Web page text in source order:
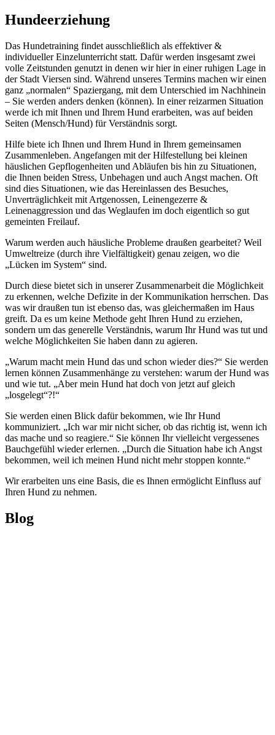
Hundeerziehung
Das Hundetraining findet ausschließlich als effektiver &
individueller Einzelunterricht statt. Dafür werden insgesamt zwei
volle Zeitstunden genutzt in denen wir hier in einer ruhigen Lage in
der Stadt Viersen sind. Während unseres Termins machen wir einen
ganz „normalen“ Spaziergang, mit dem Unterschied im Nachhinein
– Sie werden anders denken (können). In einer reizarmen Situation
werde ich mit Ihnen und Ihrem Hund erarbeiten, was auf beiden
Seiten (Mensch/Hund) für Verständnis sorgt.
Hilfe biete ich Ihnen und Ihrem Hund in Ihrem gemeinsamen
Zusammenleben. Angefangen mit der Hilfestellung bei kleinen
häuslichen Gepflogenheiten und Abläufen bis hin zu Situationen,
die Ihnen beiden Stress, Unbehagen und auch Angst machen. Oft
sind dies Situationen, wie das Hereinlassen des Besuches,
Unverträglichkeit mit Artgenossen, Leinengezerre &
Leinenaggression und das Weglaufen im doch eigentlich so gut
gemeinten Freilauf.
Warum werden auch häusliche Probleme draußen gearbeitet? Weil
Umweltreize (durch ihre Vielfältigkeit) genau zeigen, wo die
„Lücken im System“ sind.
Durch diese bietet sich in unserer Zusammenarbeit die Möglichkeit
zu erkennen, welche Defizite in der Kommunikation herrschen. Das
was wir draußen tun ist ebenso das, was gleichermaßen im Haus
greift. Da es um keine Methode geht Ihren Hund zu erziehen,
sondern um das generelle Verständnis, warum Ihr Hund was tut und
welche Möglichkeiten Sie haben dann zu agieren.
„Warum macht mein Hund das und schon wieder dies?“ Sie werden
lernen können Zusammenhänge zu verstehen: warum der Hund was
und wie tut. „Aber mein Hund hat doch von jetzt auf gleich
„losgelegt“?!“
Sie werden einen Blick dafür bekommen, wie Ihr Hund
kommuniziert. „Ich war mir nicht sicher, ob das richtig ist, wenn ich
das mache und so reagiere.“ Sie können Ihr vielleicht vergessenes
Bauchgefühl wieder erlernen. „Durch die Situation habe ich Angst
bekommen, weil ich meinen Hund nicht mehr stoppen konnte.“
Wir erarbeiten uns eine Basis, die es Ihnen ermöglicht Einfluss auf
Ihren Hund zu nehmen.
Blog